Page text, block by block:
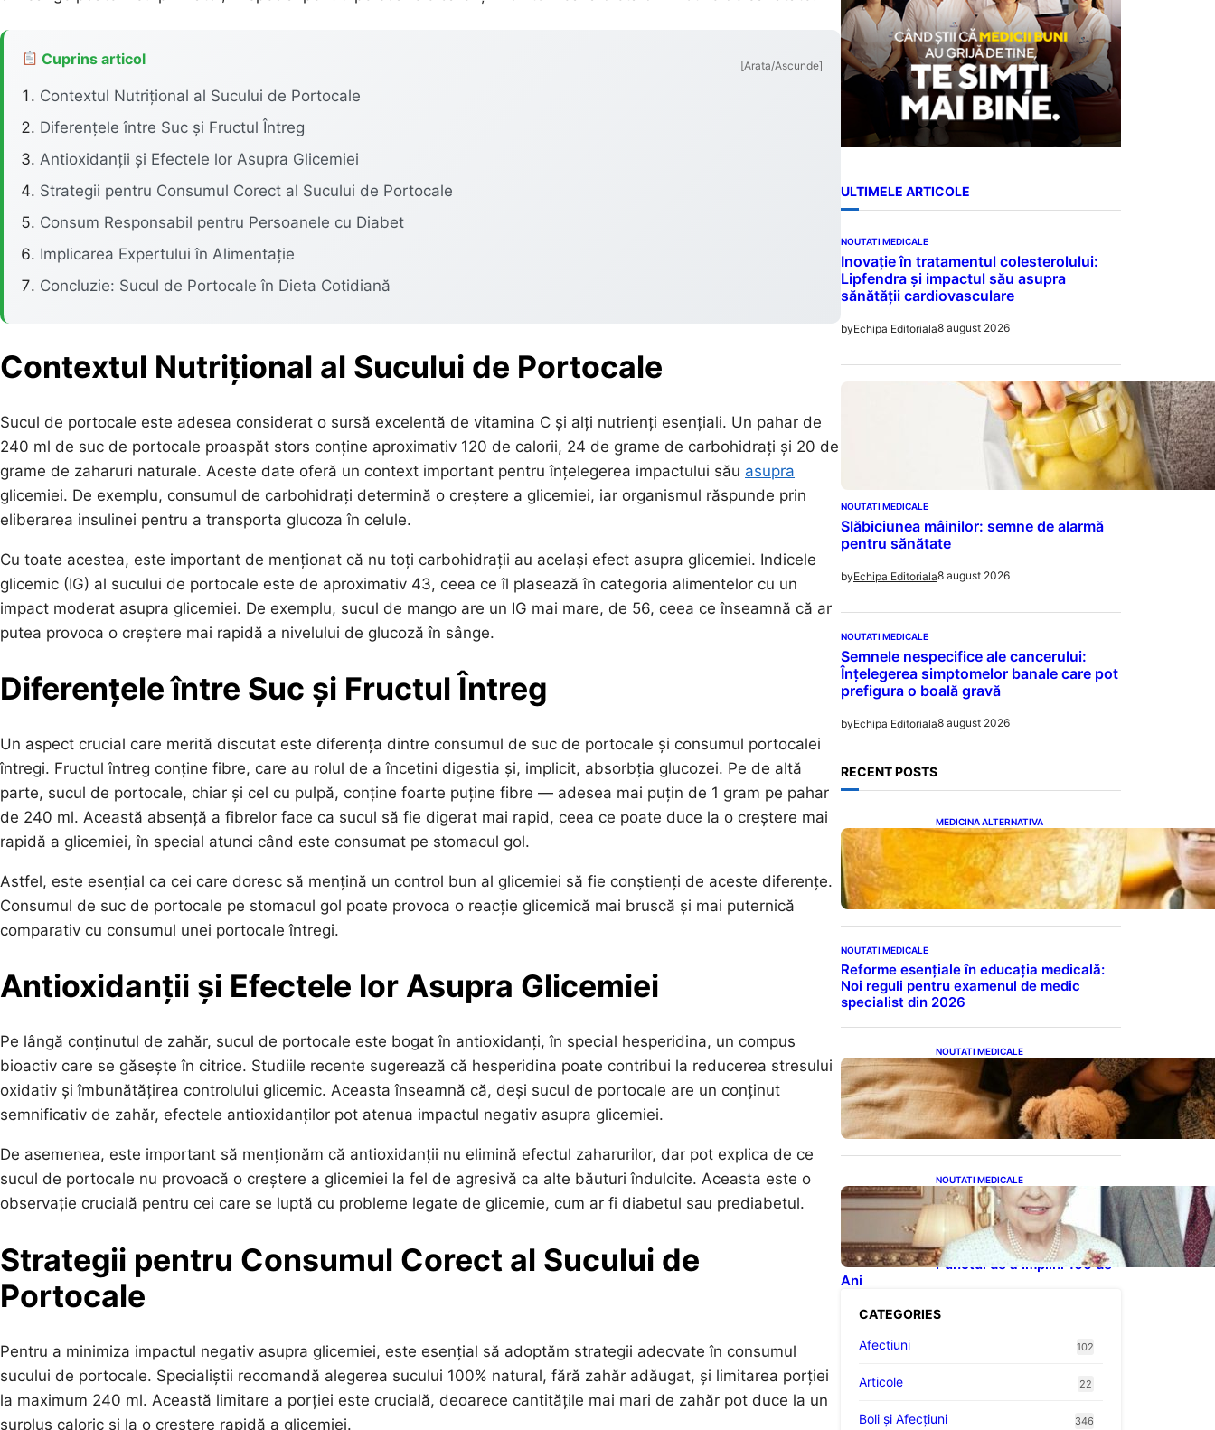
Cuprins articol [Arata/Ascunde]
Contextul Nutrițional al Sucului de Portocale
Diferențele între Suc și Fructul Întreg
Antioxidanții și Efectele lor Asupra Glicemiei
Strategii pentru Consumul Corect al Sucului de Portocale
Consum Responsabil pentru Persoanele cu Diabet
Implicarea Expertului în Alimentație
Concluzie: Sucul de Portocale în Dieta Cotidiană
Contextul Nutrițional al Sucului de Portocale
Sucul de portocale este adesea considerat o sursă excelentă de vitamina C și alți nutrienți esențiali. Un pahar de
240 ml de suc de portocale proaspăt stors conține aproximativ 120 de calorii, 24 de grame de carbohidrați și 20 de
grame de zaharuri naturale. Aceste date oferă un context important pentru înțelegerea impactului său asupra
glicemiei. De exemplu, consumul de carbohidrați determină o creștere a glicemiei, iar organismul răspunde prin
eliberarea insulinei pentru a transporta glucoza în celule.
Cu toate acestea, este important de menționat că nu toți carbohidrații au același efect asupra glicemiei. Indicele
glicemic (IG) al sucului de portocale este de aproximativ 43, ceea ce îl plasează în categoria alimentelor cu un
impact moderat asupra glicemiei. De exemplu, sucul de mango are un IG mai mare, de 56, ceea ce înseamnă că ar
putea provoca o creștere mai rapidă a nivelului de glucoză în sânge.
Diferențele între Suc și Fructul Întreg
Un aspect crucial care merită discutat este diferența dintre consumul de suc de portocale și consumul portocalei
întregi. Fructul întreg conține fibre, care au rolul de a încetini digestia și, implicit, absorbția glucozei. Pe de altă
parte, sucul de portocale, chiar și cel cu pulpă, conține foarte puține fibre — adesea mai puțin de 1 gram pe pahar
de 240 ml. Această absență a fibrelor face ca sucul să fie digerat mai rapid, ceea ce poate duce la o creștere mai
rapidă a glicemiei, în special atunci când este consumat pe stomacul gol.
Astfel, este esențial ca cei care doresc să mențină un control bun al glicemiei să fie conștienți de aceste diferențe.
Consumul de suc de portocale pe stomacul gol poate provoca o reacție glicemică mai bruscă și mai puternică
comparativ cu consumul unei portocale întregi.
Antioxidanții și Efectele lor Asupra Glicemiei
Pe lângă conținutul de zahăr, sucul de portocale este bogat în antioxidanți, în special hesperidina, un compus
bioactiv care se găsește în citrice. Studiile recente sugerează că hesperidina poate contribui la reducerea stresului
oxidativ și îmbunătățirea controlului glicemic. Aceasta înseamnă că, deși sucul de portocale are un conținut
semnificativ de zahăr, efectele antioxidanților pot atenua impactul negativ asupra glicemiei.
De asemenea, este important să menționăm că antioxidanții nu elimină efectul zaharurilor, dar pot explica de ce
sucul de portocale nu provoacă o creștere a glicemiei la fel de agresivă ca alte băuturi îndulcite. Aceasta este o
observație crucială pentru cei care se luptă cu probleme legate de glicemie, cum ar fi diabetul sau prediabetul.
Strategii pentru Consumul Corect al Sucului de
Portocale
Pentru a minimiza impactul negativ asupra glicemiei, este esențial să adoptăm strategii adecvate în consumul
sucului de portocale. Specialiștii recomandă alegerea sucului 100% natural, fără zahăr adăugat, și limitarea porției
la maximum 240 ml. Această limitare a porției este crucială, deoarece cantitățile mai mari de zahăr pot duce la un
surplus caloric și la o creștere rapidă a glicemiei.
ULTIMELE ARTICOLE
NOUTATI MEDICALE
Inovație în tratamentul colesterolului:
Lipfendra și impactul său asupra
sănătății cardiovasculare
byEchipa Editoriala8 august 2026
NOUTATI MEDICALE
Slăbiciunea mâinilor: semne de alarmă
pentru sănătate
byEchipa Editoriala8 august 2026
NOUTATI MEDICALE
Semnele nespecifice ale cancerului:
Înțelegerea simptomelor banale care pot
prefigura o boală gravă
byEchipa Editoriala8 august 2026
RECENT POSTS
MEDICINA ALTERNATIVA
Cele cinci băuturi esențiale
pentru menținerea glicemiei
sub control pe timpul nopții:
Ghidul specialistului
NOUTATI MEDICALE
Reforme esențiale în educația medicală:
Noi reguli pentru examenul de medic
specialist din 2026
NOUTATI MEDICALE
Somnul Sănătos: Câte Ore
Trebuie Să Dormi în Funcție
de Vârstă și Impactul
Asupra Sănătății
NOUTATI MEDICALE
Longevitatea în Rândul
Celebrităților: Lecții din
Viața Prințului Philip și a
Altora care Au Fost Pe
Punctul de a Împlini 100 de
Ani
CATEGORIES
Afectiuni
102
Articole 22
Boli și Afecțiuni 346